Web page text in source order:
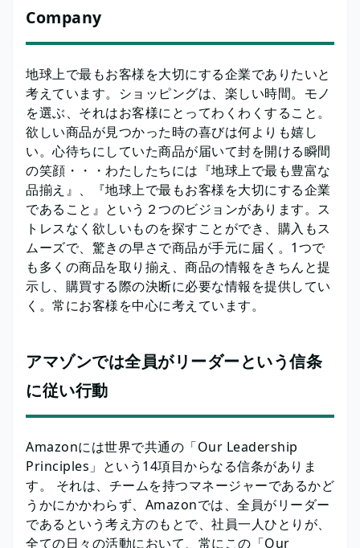
Company
地球上で最もお客様を大切にする企業でありたいと
考えています。ショッピングは、楽しい時間。モノ
を選ぶ、それはお客様にとってわくわくすること。
欲しい商品が見つかった時の喜びは何よりも嬉し
い。心待ちにしていた商品が届いて封を開ける瞬間
の笑顔・・・わたしたちには『地球上で最も豊富な
品揃え』、『地球上で最もお客様を大切にする企業
であること』という２つのビジョンがあります。ス
トレスなく欲しいものを探すことができ、購入もス
ムーズで、驚きの早さで商品が手元に届く。1つで
も多くの商品を取り揃え、商品の情報をきちんと提
示し、購買する際の決断に必要な情報を提供してい
く。常にお客様を中心に考えています。
アマゾンでは全員がリーダーという信条
に従い行動
Amazonには世界で共通の「Our Leadership
Principles」という14項目からなる信条がありま
す。 それは、チームを持つマネージャーであるかど
うかにかかわらず、Amazonでは、全員がリーダー
であるという考え方のもとで、社員一人ひとりが、
全ての日々の活動において、常にこの「Our